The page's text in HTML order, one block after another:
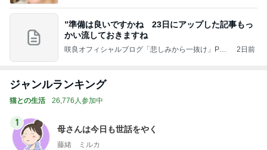
”準備は良いですかね 23日にアップした記事もっ
かい流しておきますね
咲良オフィシャルブログ「悲しみから一抜け」Pow
2日前
ジャンルランキング
猫との生活 26,776人参加中
1
母さんは今日も世話をやく
藤緒 ミルカ